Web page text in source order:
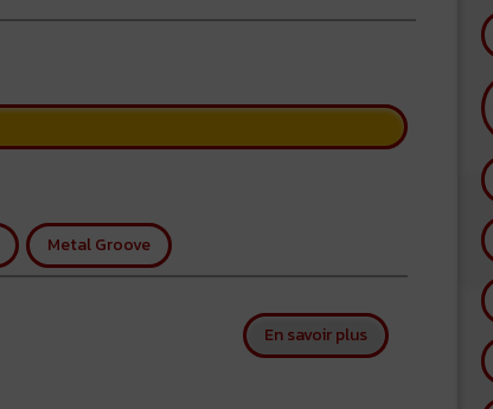
Metal Groove
En savoir plussur Sepultura